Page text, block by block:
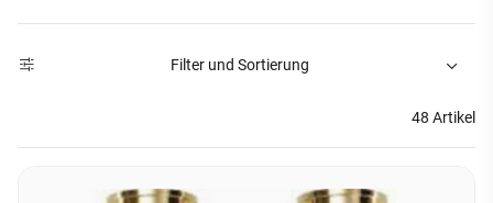
Filter und Sortierung
48 Artikel